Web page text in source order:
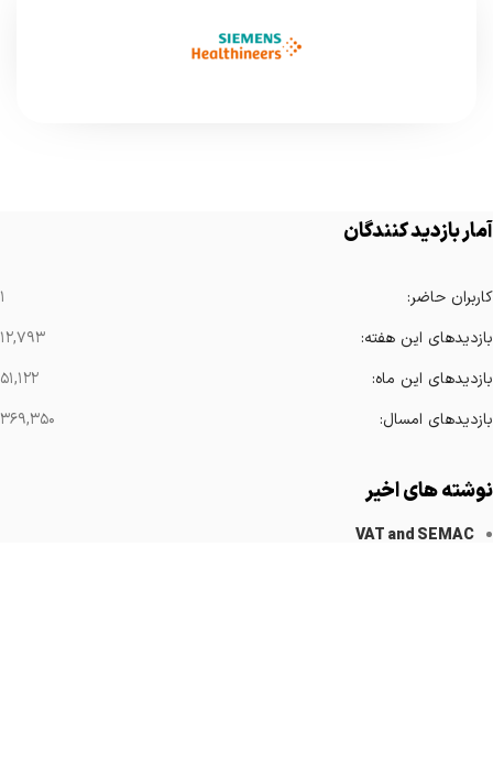
آمار بازدید کنندگان
کاربران حاضر:
۱
بازدیدهای این هفته:
۱۲,۷۹۳
بازدیدهای این ماه:
۵۱,۱۲۲
بازدیدهای امسال:
۳۶۹,۳۵۰
نوشته های اخیر
VAT and SEMAC